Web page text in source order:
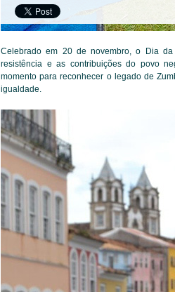
Celebrado em 20 de novembro, o Dia
resistência e as contribuições do povo
momento para reconhecer o legado de
igualdade.